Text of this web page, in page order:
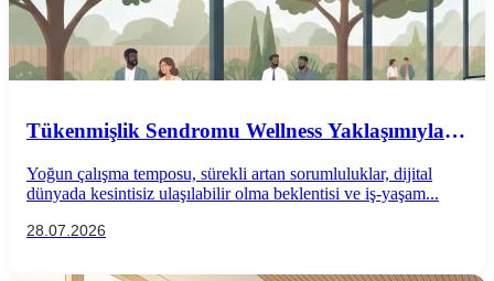
Tükenmişlik Sendromu Wellness Yaklaşımıyla
Yoğun çalışma temposu, sürekli artan sorumluluklar, dijital
dünyada kesintisiz ulaşılabilir olma beklentisi ve iş-yaşam...
28.07.2026